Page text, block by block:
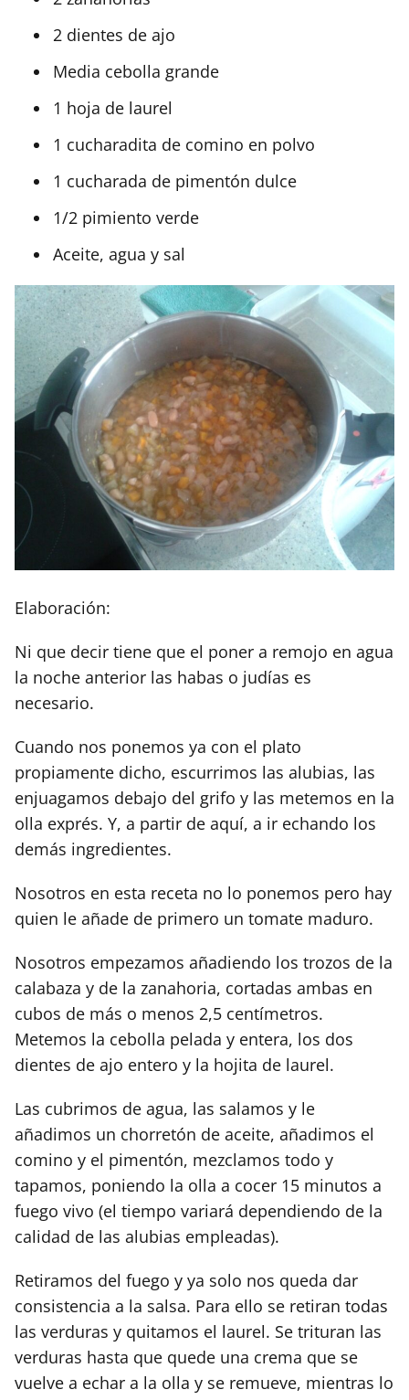
2 dientes de ajo
Media cebolla grande
1 hoja de laurel
1 cucharadita de comino en polvo
1 cucharada de pimentón dulce
1/2 pimiento verde
Aceite, agua y sal
Elaboración:
Ni que decir tiene que el poner a remojo en agua
la noche anterior las habas o judías es
necesario.
Cuando nos ponemos ya con el plato
propiamente dicho, escurrimos las alubias, las
enjuagamos debajo del grifo y las metemos en la
olla exprés. Y, a partir de aquí, a ir echando los
demás ingredientes.
Nosotros en esta receta no lo ponemos pero hay
quien le añade de primero un tomate maduro.
Nosotros empezamos añadiendo los trozos de la
calabaza y de la zanahoria, cortadas ambas en
cubos de más o menos 2,5 centímetros.
Metemos la cebolla pelada y entera, los dos
dientes de ajo entero y la hojita de laurel.
Las cubrimos de agua, las salamos y le
añadimos un chorretón de aceite, añadimos el
comino y el pimentón, mezclamos todo y
tapamos, poniendo la olla a cocer 15 minutos a
fuego vivo (el tiempo variará dependiendo de la
calidad de las alubias empleadas).
Retiramos del fuego y ya solo nos queda dar
consistencia a la salsa. Para ello se retiran todas
las verduras y quitamos el laurel. Se trituran las
verduras hasta que quede una crema que se
vuelve a echar a la olla y se remueve, mientras lo